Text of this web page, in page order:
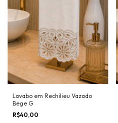
Lavabo em Rechilieu Vazado
Bege G
R$40,00